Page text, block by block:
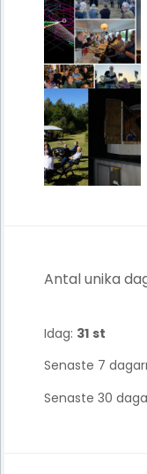
Antal unika
Idag: 31 st
Senaste 7
Senaste 30